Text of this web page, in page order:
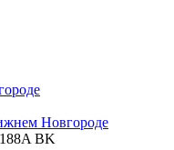
Новгороде
BK